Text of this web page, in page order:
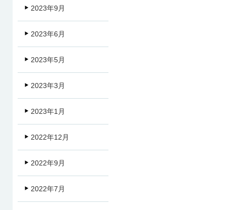
2023年9月
2023年6月
2023年5月
2023年3月
2023年1月
2022年12月
2022年9月
2022年7月